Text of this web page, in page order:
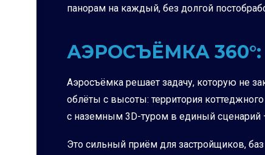
панорам на каждый, без долгой
АЭРОСЪЁМКА
Аэросъёмка решает задачу, которую не
облёты с высоты: территория
с наземным 3D-туром в единый сценарий —
Это сильный приём для застройщиков,